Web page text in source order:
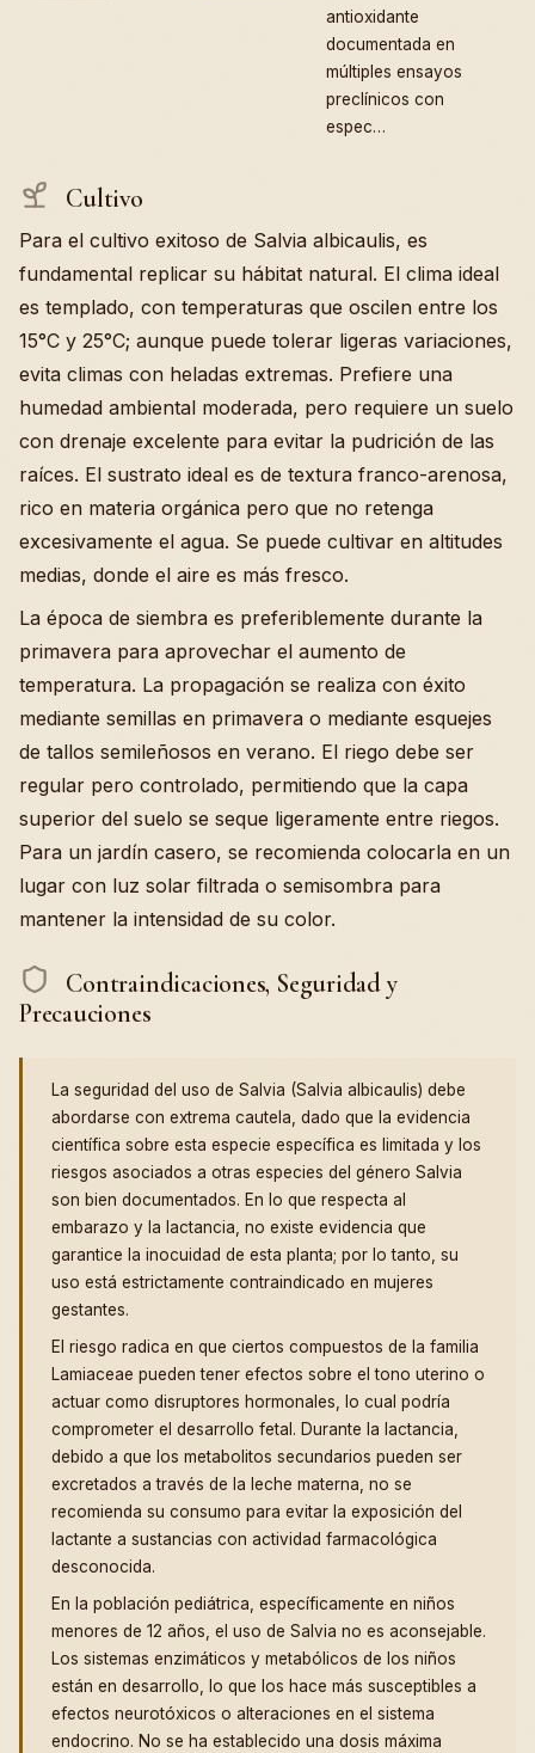
antioxidante
documentada en
múltiples ensayos
preclínicos con
espec…
Cultivo
Para el cultivo exitoso de Salvia albicaulis, es
fundamental replicar su hábitat natural. El clima ideal
es templado, con temperaturas que oscilen entre los
15°C y 25°C; aunque puede tolerar ligeras variaciones,
evita climas con heladas extremas. Prefiere una
humedad ambiental moderada, pero requiere un suelo
con drenaje excelente para evitar la pudrición de las
raíces. El sustrato ideal es de textura franco-arenosa,
rico en materia orgánica pero que no retenga
excesivamente el agua. Se puede cultivar en altitudes
medias, donde el aire es más fresco.
La época de siembra es preferiblemente durante la
primavera para aprovechar el aumento de
temperatura. La propagación se realiza con éxito
mediante semillas en primavera o mediante esquejes
de tallos semileñosos en verano. El riego debe ser
regular pero controlado, permitiendo que la capa
superior del suelo se seque ligeramente entre riegos.
Para un jardín casero, se recomienda colocarla en un
lugar con luz solar filtrada o semisombra para
mantener la intensidad de su color.
Contraindicaciones, Seguridad y
Precauciones
La seguridad del uso de Salvia (Salvia albicaulis) debe
abordarse con extrema cautela, dado que la evidencia
científica sobre esta especie específica es limitada y los
riesgos asociados a otras especies del género Salvia
son bien documentados. En lo que respecta al
embarazo y la lactancia, no existe evidencia que
garantice la inocuidad de esta planta; por lo tanto, su
uso está estrictamente contraindicado en mujeres
gestantes.
El riesgo radica en que ciertos compuestos de la familia
Lamiaceae pueden tener efectos sobre el tono uterino o
actuar como disruptores hormonales, lo cual podría
comprometer el desarrollo fetal. Durante la lactancia,
debido a que los metabolitos secundarios pueden ser
excretados a través de la leche materna, no se
recomienda su consumo para evitar la exposición del
lactante a sustancias con actividad farmacológica
desconocida.
En la población pediátrica, específicamente en niños
menores de 12 años, el uso de Salvia no es aconsejable.
Los sistemas enzimáticos y metabólicos de los niños
están en desarrollo, lo que los hace más susceptibles a
efectos neurotóxicos o alteraciones en el sistema
endocrino. No se ha establecido una dosis máxima